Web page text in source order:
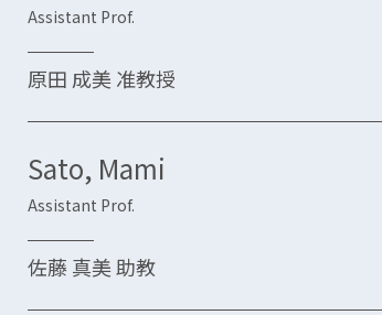
Assistant Prof.
原田 成美 准教授
Sato, Mami
Assistant Prof.
佐藤 真美 助教